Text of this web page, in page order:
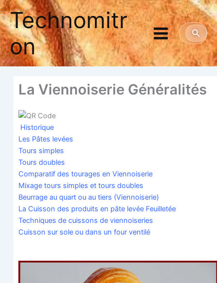
Aller
au
contenu
Technomitr
on
La Vien­noi­se­rie Généralités
His­to­rique
Les Pâtes levées
Tours simples
Tours doubles
Com­pa­ra­tif des tou­rages en Viennoiserie
Mixage tours simples et tours doubles
Beur­rage au quart ou au tiers (Vien­noi­se­rie)
La Cuis­son des pro­duits en pâte levée Feuilletée
Tech­niques de cuis­sons de viennoiseries
Cuis­son sur sole ou dans un four ventilé